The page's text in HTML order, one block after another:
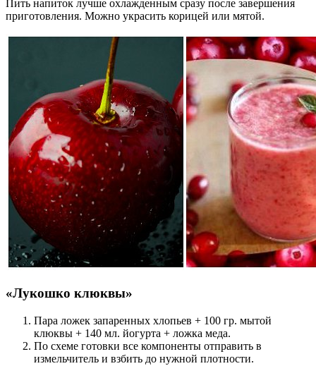
Пить напиток лучше охлажденным сразу после завершения
приготовления. Можно украсить корицей или мятой.
«Лукошко клюквы»
Пара ложек запаренных хлопьев + 100 гр. мытой
клюквы + 140 мл. йогурта + ложка меда.
По схеме готовки все компоненты отправить в
измельчитель и взбить до нужной плотности.